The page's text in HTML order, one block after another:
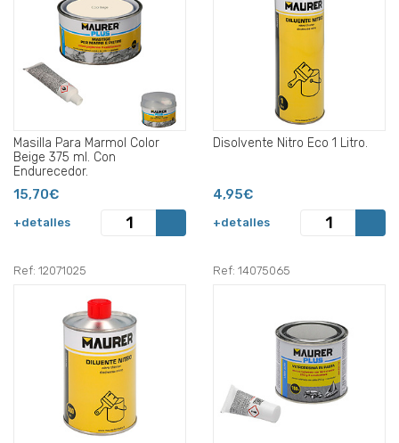
Masilla Para Marmol Color
Beige 375 ml. Con
Endurecedor.
15,70€
+detalles
Disolvente Nitro Eco 1 Litro.
4,95€
+detalles
Ref: 12071025 Ref: 14075065